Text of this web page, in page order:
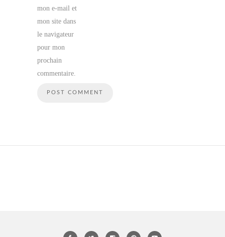
mon e-mail et
mon site dans
le navigateur
pour mon
prochain
commentaire.